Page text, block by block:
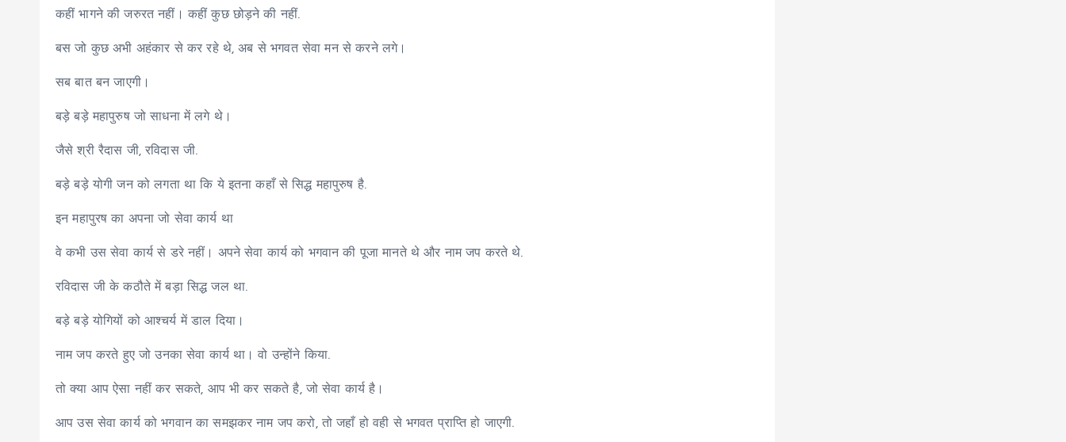
कहीं भागने की जरुरत नहीं। कहीं कुछ छोड़ने की नहीं.
बस जो कुछ अभी अहंकार से कर रहे थे, अब से भगवत सेवा मन से करने लगे।
सब बात बन जाएगी।
बड़े बड़े महापुरुष जो साधना में लगे थे।
जैसे श्री रैदास जी, रविदास जी.
बड़े बड़े योगी जन को लगता था कि ये इतना कहाँ से सिद्ध महापुरुष है.
इन महापुरष का अपना जो सेवा कार्य था
वे कभी उस सेवा कार्य से डरे नहीं। अपने सेवा कार्य को भगवान की पूजा मानते थे और नाम जप करते थे.
रविदास जी के कठौते में बड़ा सिद्ध जल था.
बड़े बड़े योगियों को आश्चर्य में डाल दिया।
नाम जप करते हुए जो उनका सेवा कार्य था। वो उन्होंने किया.
तो क्या आप ऐसा नहीं कर सकते, आप भी कर सकते है, जो सेवा कार्य है।
आप उस सेवा कार्य को भगवान का समझकर नाम जप करो, तो जहाँ हो वही से भगवत प्राप्ति हो जाएगी.